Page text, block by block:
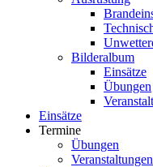
Bilderalbum
Einsätze
Übungen
Einsätze
Termine
Übungen
Veranstaltungen